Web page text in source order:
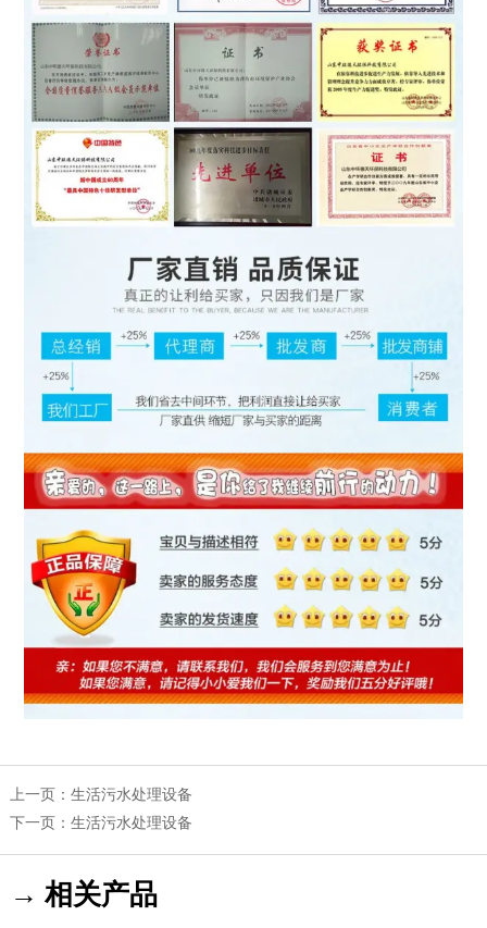
上一页： 生活污水处理设备
下一页： 生活污水处理设备
→ 相关产品